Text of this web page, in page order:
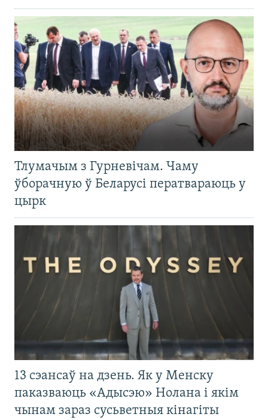
Тлумачым з Гурневічам. Чаму
ўборачную ў Беларусі ператвараюць у
цырк
13 сэансаў на дзень. Як у Менску
паказваюць «Адысэю» Нолана і якім
чынам зараз сусьветныя кінагіты